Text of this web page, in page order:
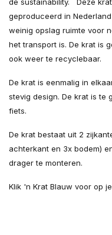
geproduceerd in
weinig opslag ruimte voor
het transport is. De krat is
ook weer te recyclebaar.
De krat is eenmalig in
stevig design. De krat is te
fiets.
De krat bestaat uit 2
achterkant en 3x bodem)
drager te monteren.
Klik 'n Krat Blauw voor op